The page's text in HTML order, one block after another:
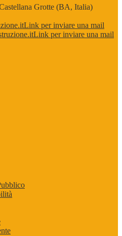
Grotte (BA, Italia)
Link per inviare una mail
Link per inviare una mail